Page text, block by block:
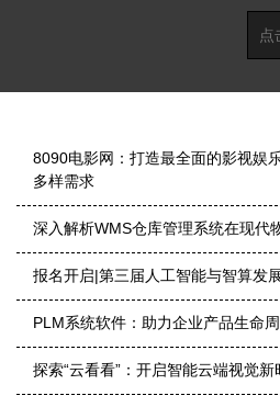
8090电影网：打造最全面的影视娱
多样需求
深入解析WMS仓库管理系统在现代
报名开启|第三届人工智能与智算发
PLM系统软件：助力企业产品生命
探索“云看看”：开启智能云端视觉